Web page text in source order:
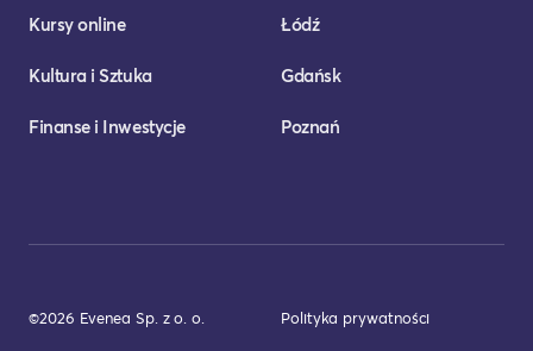
Kursy online
Kultura i Sztuka
Finanse i Inwestycje
Łódź
Gdańsk
Poznań
©2026 Evenea Sp. z o. o. Polityka prywatności